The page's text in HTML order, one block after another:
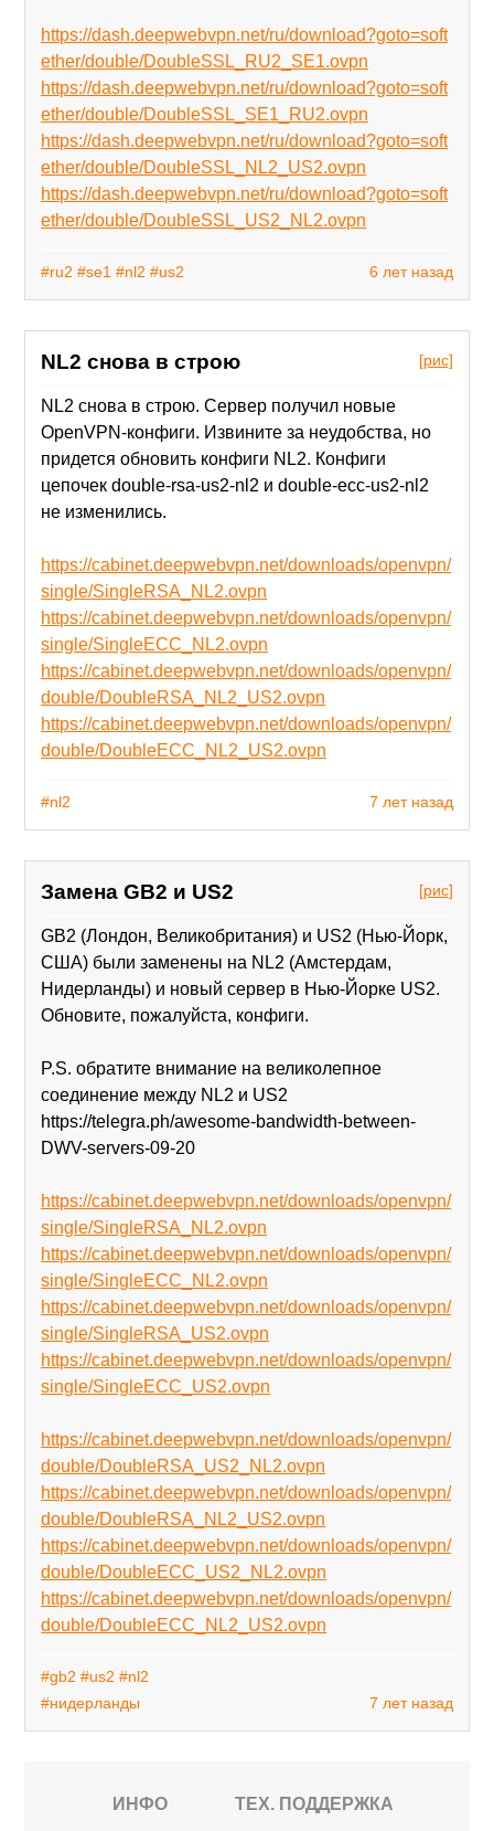
https://dash.deepwebvpn.net/ru/download?goto=soft
ether/double/DoubleSSL_RU2_SE1.ovpn
https://dash.deepwebvpn.net/ru/download?goto=soft
ether/double/DoubleSSL_SE1_RU2.ovpn
https://dash.deepwebvpn.net/ru/download?goto=soft
ether/double/DoubleSSL_NL2_US2.ovpn
https://dash.deepwebvpn.net/ru/download?goto=soft
ether/double/DoubleSSL_US2_NL2.ovpn
6 лет назад
#ru2 #se1 #nl2 #us2
[рис]
NL2 снова в строю
NL2 снова в строю. Сервер получил новые
OpenVPN-конфиги. Извините за неудобства, но
придется обновить конфиги NL2. Конфиги
цепочек double-rsa-us2-nl2 и double-ecc-us2-nl2
не изменились.
https://cabinet.deepwebvpn.net/downloads/openvpn/
single/SingleRSA_NL2.ovpn
https://cabinet.deepwebvpn.net/downloads/openvpn/
single/SingleECC_NL2.ovpn
https://cabinet.deepwebvpn.net/downloads/openvpn/
double/DoubleRSA_NL2_US2.ovpn
https://cabinet.deepwebvpn.net/downloads/openvpn/
double/DoubleECC_NL2_US2.ovpn
7 лет назад
#nl2
[рис]
Замена GB2 и US2
GB2 (Лондон, Великобритания) и US2 (Нью-Йорк,
США) были заменены на NL2 (Амстердам,
Нидерланды) и новый сервер в Нью-Йорке US2.
Обновите, пожалуйста, конфиги.
P.S. обратите внимание на великолепное
соединение между NL2 и US2
https://telegra.ph/awesome-bandwidth-between-
DWV-servers-09-20
https://cabinet.deepwebvpn.net/downloads/openvpn/
single/SingleRSA_NL2.ovpn
https://cabinet.deepwebvpn.net/downloads/openvpn/
single/SingleECC_NL2.ovpn
https://cabinet.deepwebvpn.net/downloads/openvpn/
single/SingleRSA_US2.ovpn
https://cabinet.deepwebvpn.net/downloads/openvpn/
single/SingleECC_US2.ovpn
https://cabinet.deepwebvpn.net/downloads/openvpn/
double/DoubleRSA_US2_NL2.ovpn
https://cabinet.deepwebvpn.net/downloads/openvpn/
double/DoubleRSA_NL2_US2.ovpn
https://cabinet.deepwebvpn.net/downloads/openvpn/
double/DoubleECC_US2_NL2.ovpn
https://cabinet.deepwebvpn.net/downloads/openvpn/
double/DoubleECC_NL2_US2.ovpn
7 лет назад
#gb2 #us2 #nl2
#нидерланды
ИНФО ТЕХ. ПОДДЕРЖКА